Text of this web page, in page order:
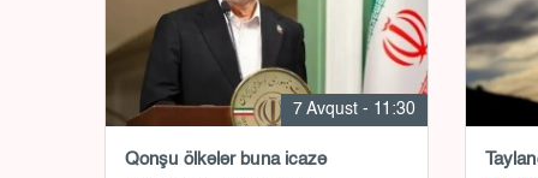
7 Avqust - 11:30
Qonşu ölkələr buna icazə